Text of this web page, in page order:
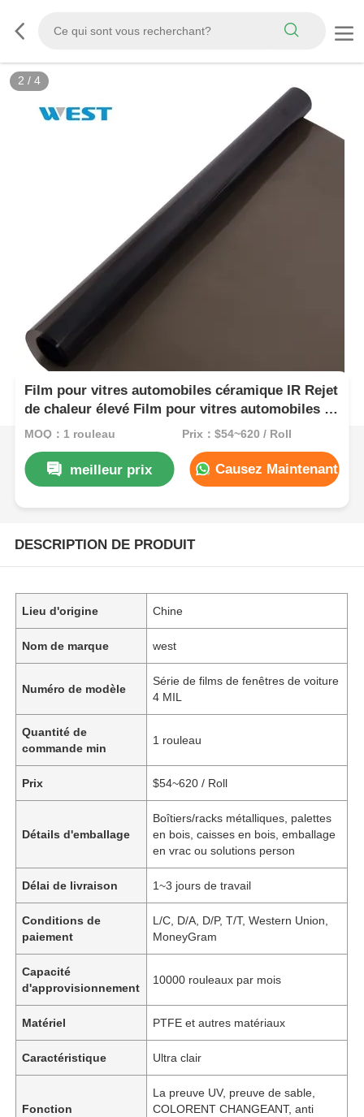
3 / 4
Film pour vitres automobiles céramique IR Rejet
de chaleur élevé Film pour vitres automobiles 99
% de blocage UV Teinte de vitre de voiture
MOQ：1 rouleau Prix：$54~620 / Roll
meilleur prix Causez Maintenant
DESCRIPTION DE PRODUIT
Lieu d'origine Chine
Nom de marque west
Numéro de modèle
Série de films de fenêtres de voiture
4 MIL
Quantité de
commande min
1 rouleau
Prix $54~620 / Roll
Détails d'emballage
Boîtiers/racks métalliques, palettes
en bois, caisses en bois, emballage
en vrac ou solutions person
Délai de livraison 1~3 jours de travail
Conditions de
paiement
L/C, D/A, D/P, T/T, Western Union,
MoneyGram
Capacité
d'approvisionnement
10000 rouleaux par mois
Matériel PTFE et autres matériaux
Caractéristique Ultra clair
Fonction
La preuve UV, preuve de sable,
COLORENT CHANGEANT, anti